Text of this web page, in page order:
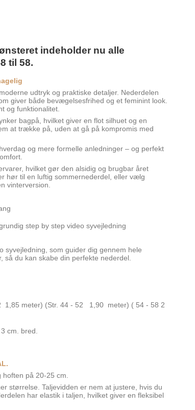
indeholder nu alle
til 58.
udtryk og praktiske detaljer. Nederdelen
giver både bevægelsesfrihed og et feminint look.
og funktionalitet.
bagpå, hvilket giver en flot silhuet og en
at trække på, uden at gå på kompromis med
og mere formelle anledninger – og perfekt
hvilket gør den alsidig og brugbar året
hør til en luftig sommernederdel, eller vælg
vinterversion.
step by step video syvejledning
syvejledning, som guider dig gennem hele
du kan skabe din perfekte nederdel.
1,85 meter) (Str. 44 - 52 1,90 meter) ( 54 - 58 2
cm. bred.
på 20-25 cm.
størrelse. Taljevidden er nem at justere, hvis du
har elastik i taljen, hvilket giver en fleksibel